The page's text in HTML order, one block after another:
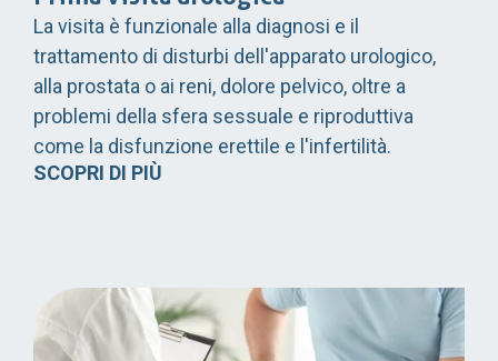
La visita è funzionale alla diagnosi e il
trattamento di disturbi dell'apparato urologico,
alla prostata o ai reni, dolore pelvico, oltre a
problemi della sfera sessuale e riproduttiva
come la disfunzione erettile e l'infertilità.
SCOPRI DI PIÙ